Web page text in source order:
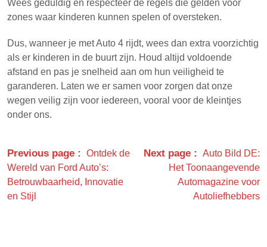
Wees geduldig en respecteer de regels die gelden voor
zones waar kinderen kunnen spelen of oversteken.
Dus, wanneer je met Auto 4 rijdt, wees dan extra voorzichtig
als er kinderen in de buurt zijn. Houd altijd voldoende
afstand en pas je snelheid aan om hun veiligheid te
garanderen. Laten we er samen voor zorgen dat onze
wegen veilig zijn voor iedereen, vooral voor de kleintjes
onder ons.
Previous page
Ontdek de
Wereld van Ford Auto’s:
Betrouwbaarheid, Innovatie
en Stijl
Next page
Auto Bild DE:
Het Toonaangevende
Automagazine voor
Autoliefhebbers